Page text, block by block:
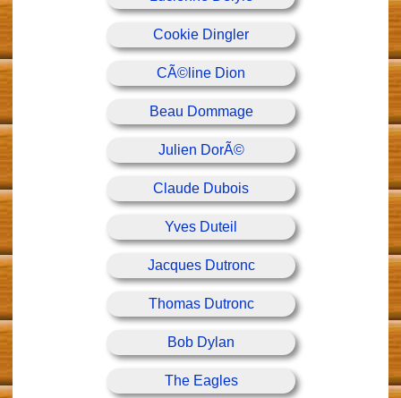
Cookie Dingler
CÃ©line Dion
Beau Dommage
Julien DorÃ©
Claude Dubois
Yves Duteil
Jacques Dutronc
Thomas Dutronc
Bob Dylan
The Eagles